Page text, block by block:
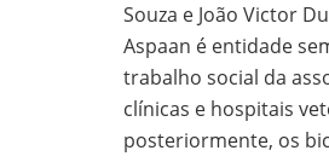
Souza e João Victor
Aspaan é entidade
trabalho social da
clínicas e hospitais
posteriormente, os